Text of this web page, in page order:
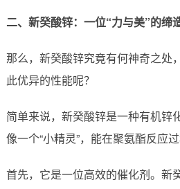
二、新癸酸锌：一位“力与美”的缔
那么，新癸酸锌究竟有何神奇之处
此优异的性能呢？
简单来说，新癸酸锌是一种有机锌
像一个“小精灵”，能在聚氨酯反应
首先，它是一位高效的催化剂。新